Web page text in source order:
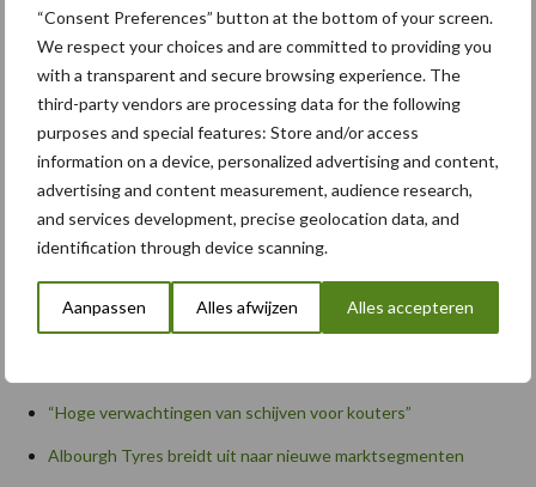
“Consent Preferences” button at the bottom of your screen.
We respect your choices and are committed to providing you
with a transparent and secure browsing experience. The
third-party vendors are processing data for the following
purposes and special features: Store and/or access
information on a device, personalized advertising and content,
advertising and content measurement, audience research,
and services development, precise geolocation data, and
identification through device scanning.
Aanpassen Alles afwijzen Alles accepteren
Zoeken...
Zoek
“Hoge verwachtingen van schijven voor kouters”
Albourgh Tyres breidt uit naar nieuwe marktsegmenten